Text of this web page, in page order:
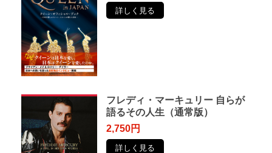
詳しく見る
フレディ・マーキュリー ⾃らが
語るその⼈⽣（通常版）
2,750円
詳しく見る